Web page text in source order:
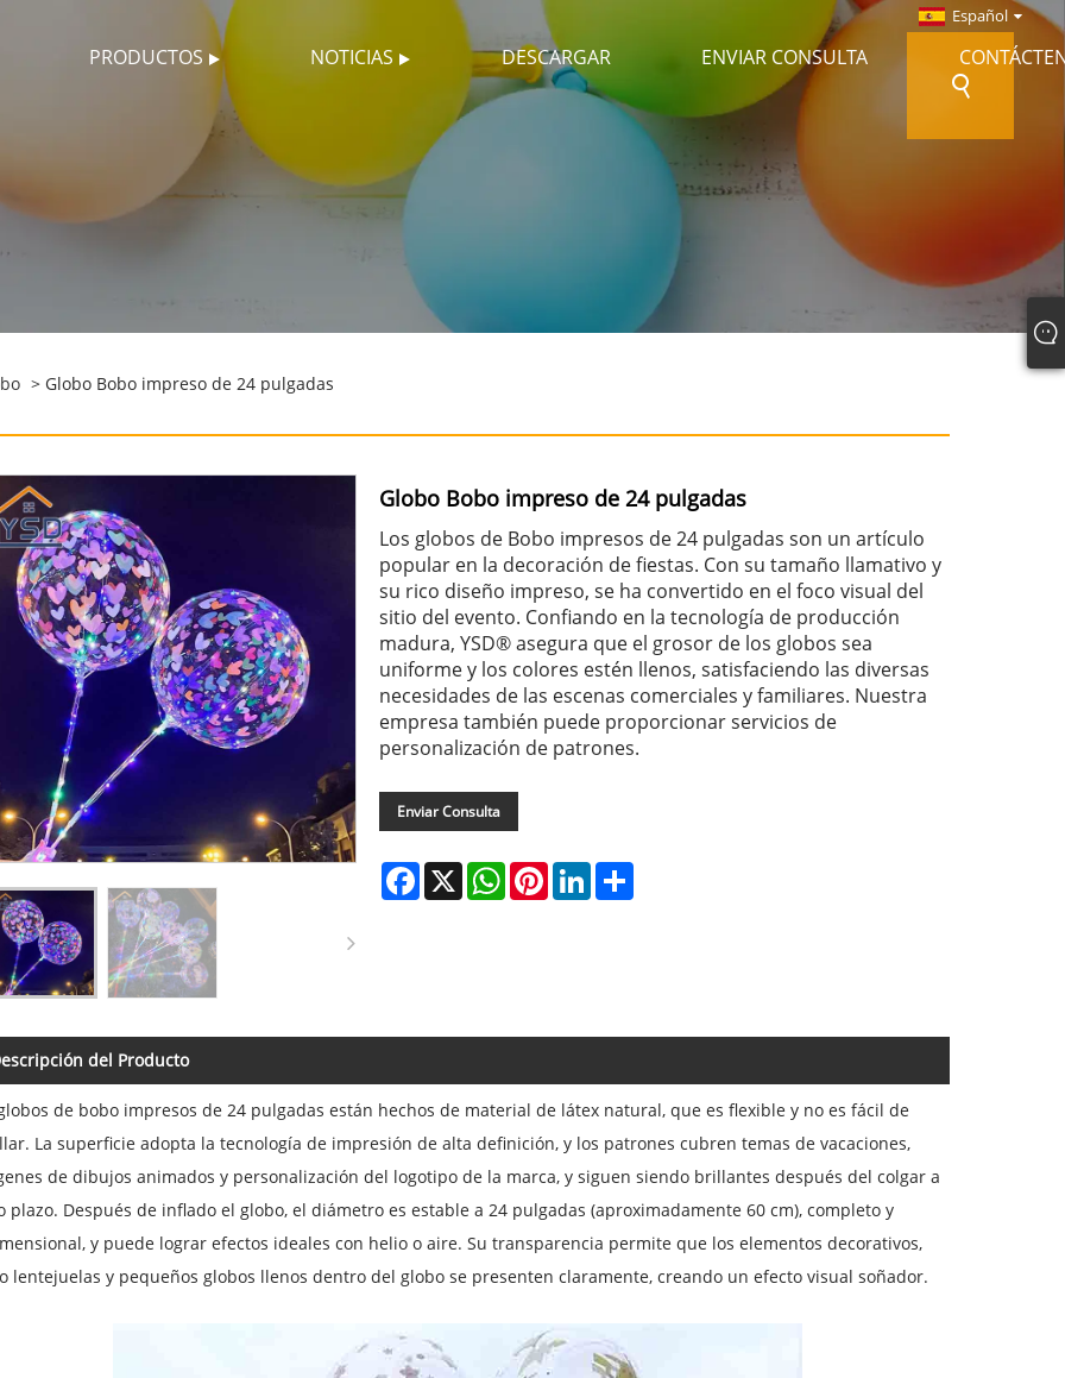
PRODUCTOS NOTICIAS DESCARGAR ENVIAR CONSULTA
Español
> Globo Bobo impreso de 24 pulgadas
Globo Bobo impreso de 24 pulgadas
Los globos de Bobo impresos de 24 pulgadas son un artículo
popular en la decoración de fiestas. Con su tamaño llamativo y
su rico diseño impreso, se ha convertido en el foco visual del
sitio del evento. Confiando en la tecnología de producción
madura, YSD® asegura que el grosor de los globos sea
uniforme y los colores estén llenos, satisfaciendo las diversas
necesidades de las escenas comerciales y familiares. Nuestra
empresa también puede proporcionar servicios de
personalización de patrones.
Enviar Consulta
Facebook
X WhatsAppPinterestLinkedInShare
del Producto
de bobo impresos de 24 pulgadas están hechos de material de látex natural, que es flexible y no es fácil de
La superficie adopta la tecnología de impresión de alta definición, y los patrones cubren temas de vacaciones,
de dibujos animados y personalización del logotipo de la marca, y siguen siendo brillantes después del colgar a
plazo. Después de inflado el globo, el diámetro es estable a 24 pulgadas (aproximadamente 60 cm), completo y
y puede lograr efectos ideales con helio o aire. Su transparencia permite que los elementos decorativos,
lentejuelas y pequeños globos llenos dentro del globo se presenten claramente, creando un efecto visual soñador.